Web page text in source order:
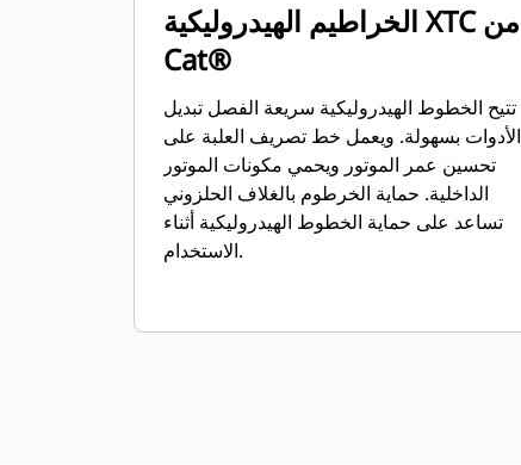
الخراطيم الهيدروليكية XTC من
Cat®
تتيح الخطوط الهيدروليكية سريعة الفصل تبديل
الأدوات بسهولة. ويعمل خط تصريف العلبة على
تحسين عمر الموتور ويحمي مكونات الموتور
الداخلية. حماية الخرطوم بالغلاف الحلزوني
تساعد على حماية الخطوط الهيدروليكية أثناء
الاستخدام.